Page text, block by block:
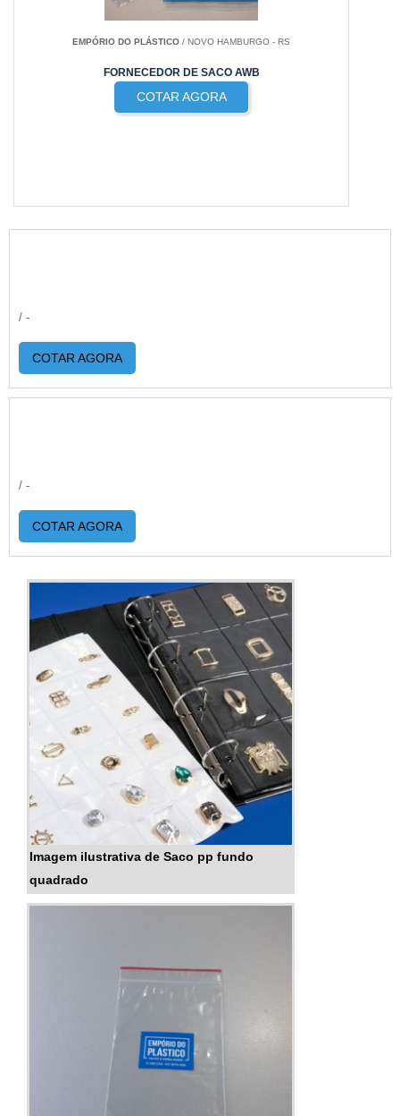
EMPÓRIO DO PLÁSTICO / NOVO HAMBURGO - RS
FORNECEDOR DE SACO AWB
COTAR AGORA
/ -
COTAR AGORA
/ -
COTAR AGORA
Imagem ilustrativa de Saco pp fundo
quadrado